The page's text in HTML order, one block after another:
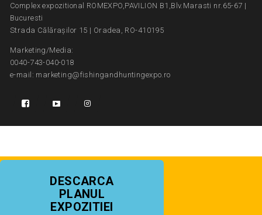
Complex expozitional ROMEXPO,PAVILION B1,Blv.Marasti nr.65-67 |
Bucuresti
Strada Călărașilor 15 | Oradea, RO-410195
Marketing/Media:
0040-743-040-018
e-mail: marketing@fishingandhuntingexpo.ro
DESCARCA
PLANUL
EXPOZITIEI